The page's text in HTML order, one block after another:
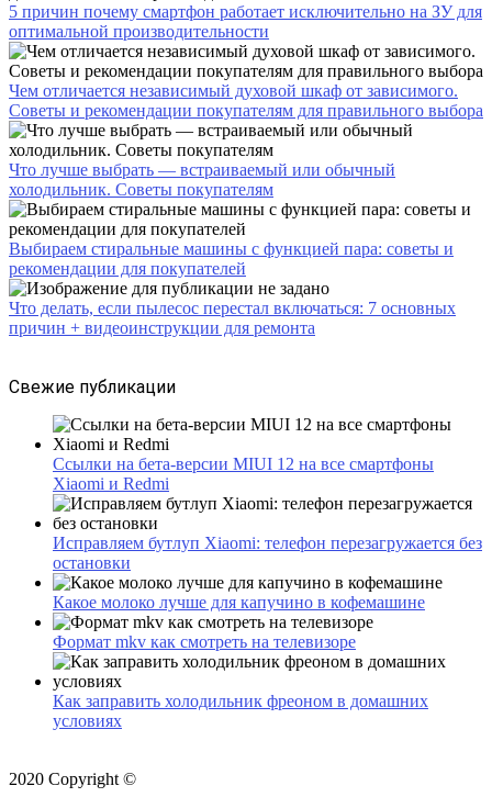
5 причин почему смартфон работает исключительно на ЗУ для
оптимальной производительности
Чем отличается независимый духовой шкаф от зависимого.
Советы и рекомендации покупателям для правильного выбора
Что лучше выбрать — встраиваемый или обычный
холодильник. Советы покупателям
Выбираем стиральные машины с функцией пара: советы и
рекомендации для покупателей
Что делать, если пылесос перестал включаться: 7 основных
причин + видеоинструкции для ремонта
Свежие публикации
Ссылки на бета-версии MIUI 12 на все смартфоны
Xiaomi и Redmi
Исправляем бутлуп Xiaomi: телефон перезагружается без
остановки
Какое молоко лучше для капучино в кофемашине
Формат mkv как смотреть на телевизоре
Как заправить холодильник фреоном в домашних
условиях
2020 Copyright ©